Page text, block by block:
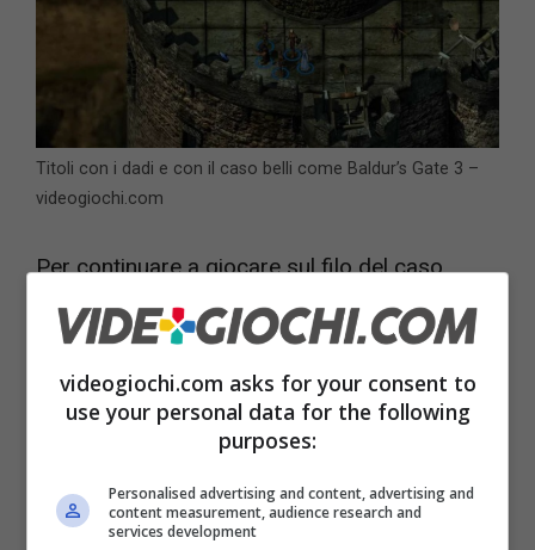
Titoli con i dadi e con il caso belli come Baldur’s Gate 3 –
videogiochi.com
Per continuare a giocare sul filo del caso,
chiaramente dovete provare i due giochi
precedenti della serie di Baldur’s Gate. Le
meccaniche di base sono infatti sempre le
stesse.
È chiaro che non siamo di fronte a due capitoli
precedenti di una saga e quindi puoi decidere
videogiochi.com asks for your consent to
use your personal data for the following
purposes:
Personalised advertising and content, advertising and
content measurement, audience research and
services development